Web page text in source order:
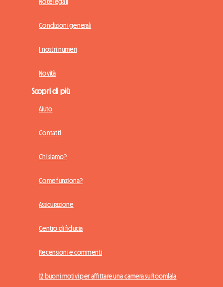
Note legali
Condizioni generali
I nostri numeri
Novità
Scopri di più
Aiuto
Contatti
Chi siamo?
Come funziona?
Assicurazione
Centro di fiducia
Recensioni e commenti
12 buoni motivi per affittare una camera su Roomlala